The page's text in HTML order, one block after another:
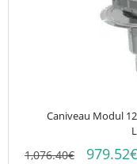
Caniveau Modul
1,076.40€ 979.52€